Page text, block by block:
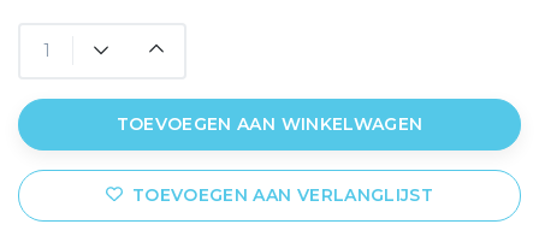
TOEVOEGEN AAN WINKELWAGEN
TOEVOEGEN AAN VERLANGLIJST